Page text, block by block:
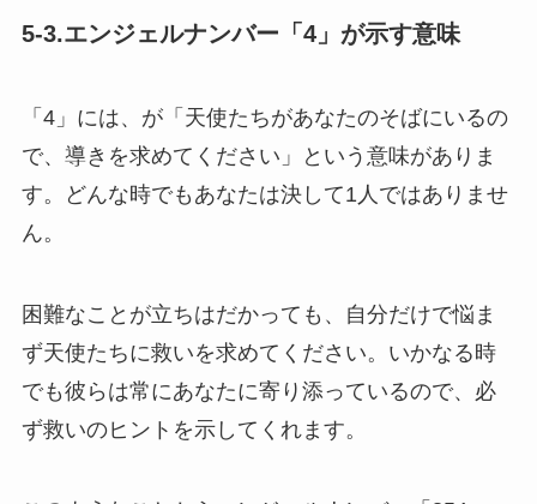
5-3.エンジェルナンバー「4」が示す意味
「4」には、が「天使たちがあなたのそばにいるの
で、導きを求めてください」という意味がありま
す。どんな時でもあなたは決して1人ではありませ
ん。
困難なことが立ちはだかっても、自分だけで悩ま
ず天使たちに救いを求めてください。いかなる時
でも彼らは常にあなたに寄り添っているので、必
ず救いのヒントを示してくれます。